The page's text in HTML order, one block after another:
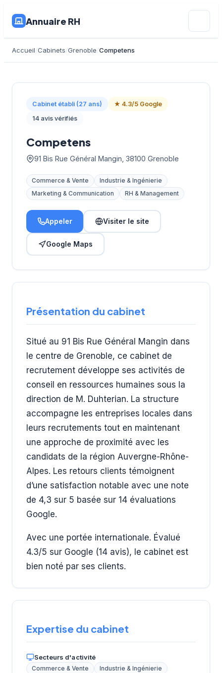
Annuaire RH
Accueil Cabinets Grenoble Competens
Cabinet établi (27 ans)
★ 4.3/5 Google
14 avis vérifiés
Competens
91 Bis Rue Général Mangin, 38100 Grenoble
Commerce & Vente
Industrie & Ingénierie
Marketing & Communication
RH & Management
Appeler Visiter le site
Google Maps
Présentation du cabinet
Situé au 91 Bis Rue Général Mangin dans
le centre de Grenoble, ce cabinet de
recrutement développe ses activités de
conseil en ressources humaines sous la
direction de M. Duhterian. La structure
accompagne les entreprises locales dans
leurs recrutements tout en maintenant
une approche de proximité avec les
candidats de la région Auvergne-Rhône-
Alpes. Les retours clients témoignent
d’une satisfaction notable avec une note
de 4,3 sur 5 basée sur 14 évaluations
Google.
Avec une portée internationale. Évalué
4.3/5 sur Google (14 avis), le cabinet est
bien noté par ses clients.
Expertise du cabinet
Secteurs d'activité
Commerce & Vente
Industrie & Ingénierie